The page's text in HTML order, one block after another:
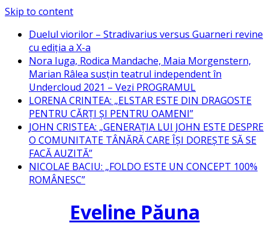
Skip to content
Duelul viorilor – Stradivarius versus Guarneri revine
cu ediția a X-a
Nora Iuga, Rodica Mandache, Maia Morgenstern,
Marian Râlea susțin teatrul independent în
Undercloud 2021 – Vezi PROGRAMUL
LORENA CRINTEA: „ELSTAR ESTE DIN DRAGOSTE
PENTRU CĂRȚI ȘI PENTRU OAMENI”
JOHN CRISTEA: „GENERAȚIA LUI JOHN ESTE DESPRE
O COMUNITATE TÂNĂRĂ CARE ÎȘI DOREȘTE SĂ SE
FACĂ AUZITĂ”
NICOLAE BACIU: „FOLDO ESTE UN CONCEPT 100%
ROMÂNESC”
Eveline Păuna